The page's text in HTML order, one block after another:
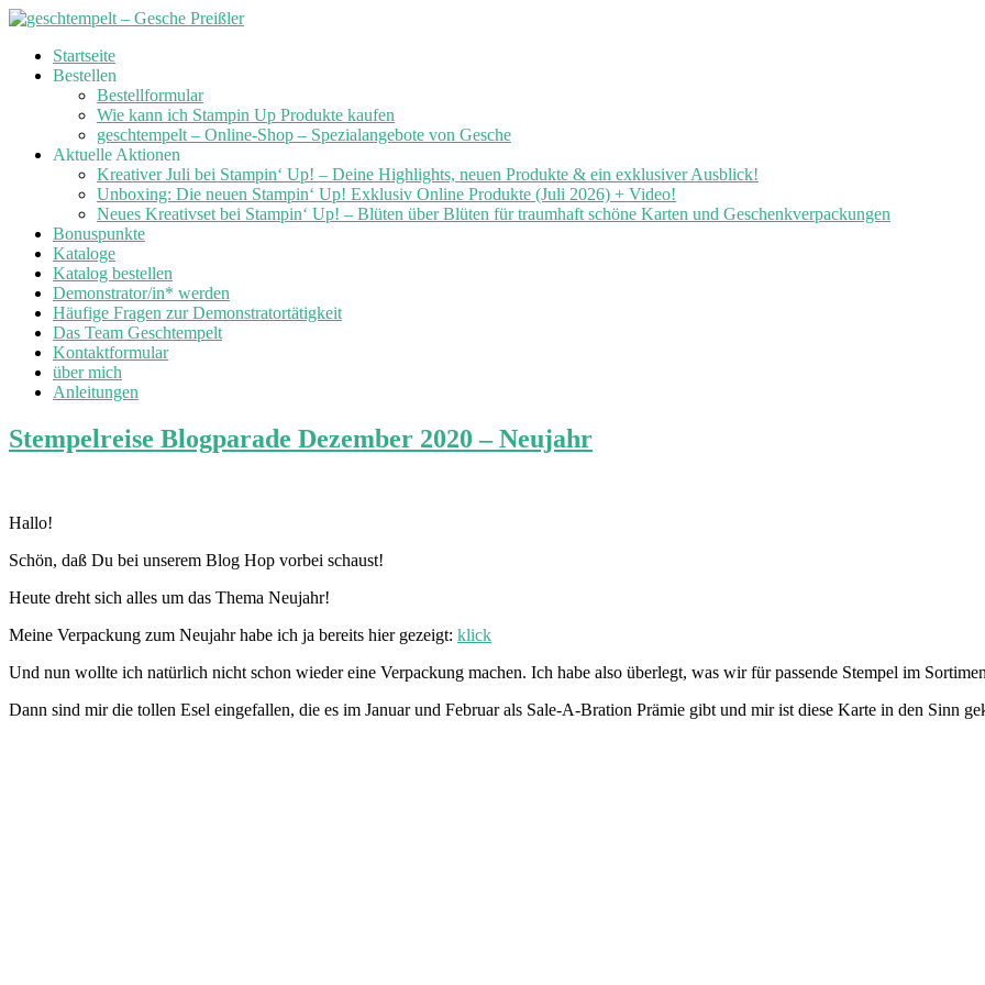
Skip
Startseite
Bestellen
Bestellformular
Wie kann ich Stampin Up Produkte kaufen
geschtempelt – Online-Shop – Spezialangebote von Gesche
Aktuelle Aktionen
Kreativer Juli bei Stampin‘ Up! – Deine Highlights, neuen Produkte & ein exklusiver Ausblick!
Unboxing: Die neuen Stampin‘ Up! Exklusiv Online Produkte (Juli 2026) + Video!
Neues Kreativset bei Stampin‘ Up! – Blüten über Blüten für traumhaft schöne Karten und Geschenkverpackungen
Bonuspunkte
Kataloge
Katalog bestellen
Demonstrator/in* werden
Häufige Fragen zur Demonstratortätigkeit
Das Team Geschtempelt
Kontaktformular
über mich
Anleitungen
Stempelreise Blogparade Dezember 2020 – Neujahr
Hallo!
Schön, daß Du bei unserem Blog Hop vorbei schaust!
Heute dreht sich alles um das Thema Neujahr!
Meine Verpackung zum Neujahr habe ich ja bereits hier gezeigt: klick
Und nun wollte ich natürlich nicht schon wieder eine Verpackung machen. Ich habe also überlegt, was wir für passende Stempel im
Dann sind mir die tollen Esel eingefallen, die es im Januar und Februar als Sale-A-Bration Prämie gibt und mir ist diese Karte in den Sinn